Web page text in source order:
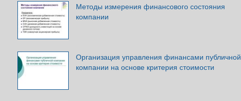
Методы измерения финансового состояния
компании
Организация управления финансами публичной
компании на основе критерия стоимости